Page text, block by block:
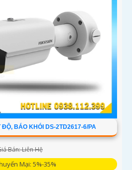
BÁO KHÓI DS-2TD2617-6/PA
Bán: Liên Hệ
Mại: 5%-35%